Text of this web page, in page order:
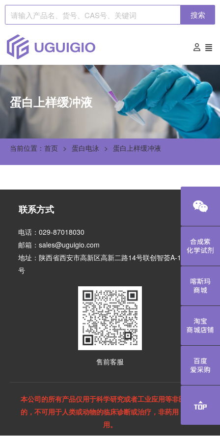
搜索
蛋白上样缓冲液
当前位置：首页 蛋白电泳 蛋白上样缓冲液
联系方式
电话：029-87018030
邮箱：sales@uguigio.com
地址：陕西省西安市高新区高新二路14号联创智荟A-108-10
号
售前客服
本公司的所有产品仅用于科学研究或者工业应用等非医疗目
的，不可用于人类或动物的临床诊断或治疗，非药用，非食
用。
合成紫化
喀斯玛商
淘宝商城
百度爱采购